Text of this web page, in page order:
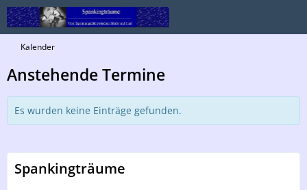
Kalender
Anstehende Termine
Es wurden keine Einträge gefunden.
Spankingträume